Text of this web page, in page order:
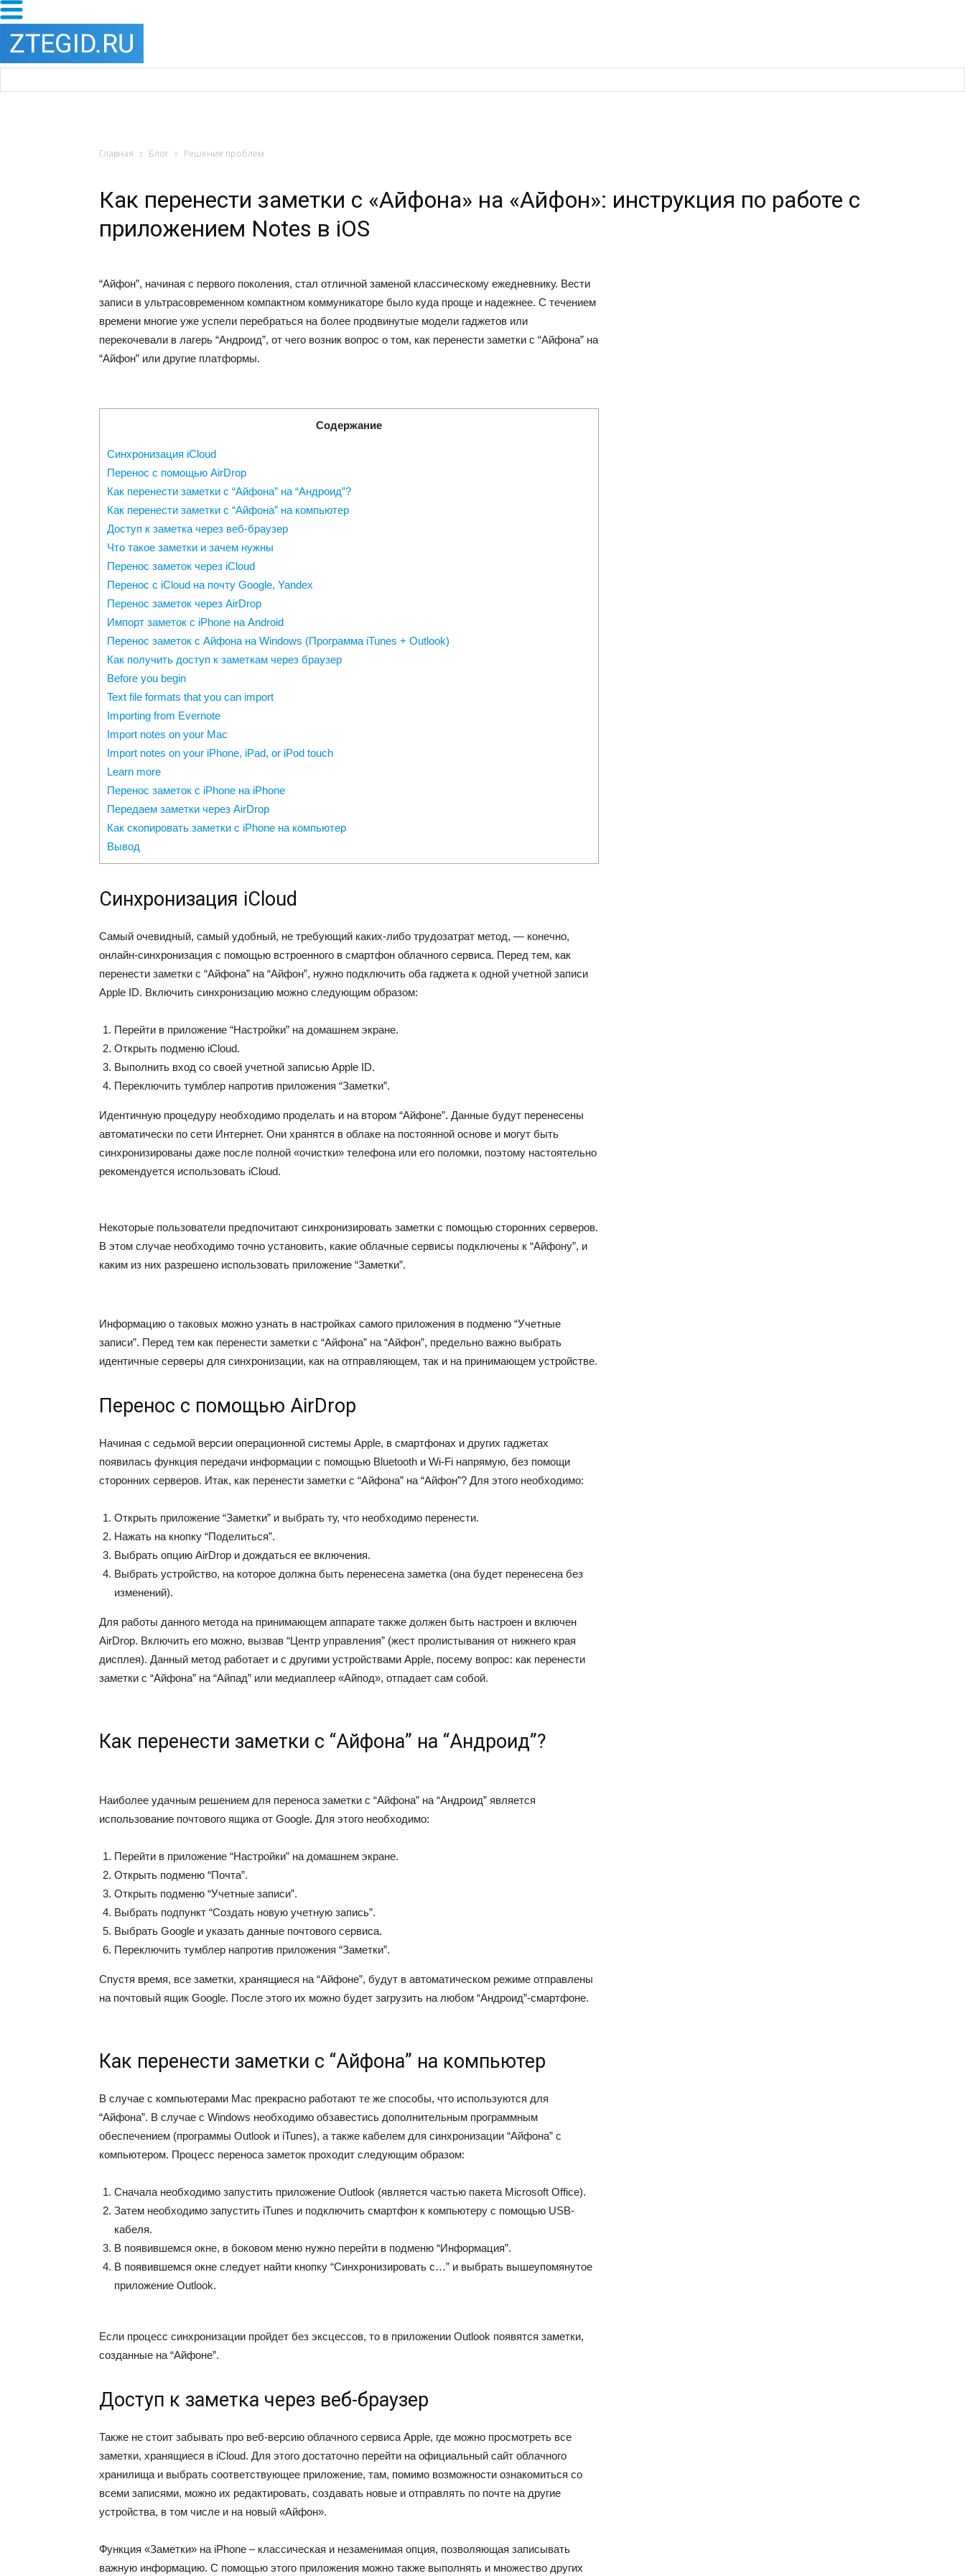
Главная Блог Решение проблем
Как перенести заметки с «Айфона» на «Айфон»: инструкция по работе с
приложением Notes в iOS
“Айфон”, начиная с первого поколения, стал отличной заменой классическому ежедневнику. Вести
записи в ультрасовременном компактном коммуникаторе было куда проще и надежнее. С течением
времени многие уже успели перебраться на более продвинутые модели гаджетов или
перекочевали в лагерь “Андроид”, от чего возник вопрос о том, как перенести заметки с “Айфона” на
“Айфон” или другие платформы.
Содержание
Синхронизация iCloud
Перенос с помощью AirDrop
Как перенести заметки с “Айфона” на “Андроид”?
Как перенести заметки с “Айфона” на компьютер
Доступ к заметка через веб-браузер
Что такое заметки и зачем нужны
Перенос заметок через iCloud
Перенос с iCloud на почту Google, Yandex
Перенос заметок через AirDrop
Импорт заметок с iPhone на Android
Перенос заметок с Айфона на Windows (Программа iTunes + Outlook)
Как получить доступ к заметкам через браузер
Before you begin
Text file formats that you can import
Importing from Evernote
Import notes on your Mac
Import notes on your iPhone, iPad, or iPod touch
Learn more
Перенос заметок с iPhone на iPhone
Передаем заметки через AirDrop
Как скопировать заметки с iPhone на компьютер
Вывод
Синхронизация iCloud
Самый очевидный, самый удобный, не требующий каких-либо трудозатрат метод, — конечно,
онлайн-синхронизация с помощью встроенного в смартфон облачного сервиса. Перед тем, как
перенести заметки с “Айфона” на “Айфон”, нужно подключить оба гаджета к одной учетной записи
Apple ID. Включить синхронизацию можно следующим образом:
Перейти в приложение “Настройки” на домашнем экране.
Открыть подменю iCloud.
Выполнить вход со своей учетной записью Apple ID.
Переключить тумблер напротив приложения “Заметки”.
Идентичную процедуру необходимо проделать и на втором “Айфоне”. Данные будут перенесены
автоматически по сети Интернет. Они хранятся в облаке на постоянной основе и могут быть
синхронизированы даже после полной «очистки» телефона или его поломки, поэтому настоятельно
рекомендуется использовать iCloud.
Некоторые пользователи предпочитают синхронизировать заметки с помощью сторонних серверов.
В этом случае необходимо точно установить, какие облачные сервисы подключены к “Айфону”, и
каким из них разрешено использовать приложение “Заметки”.
Информацию о таковых можно узнать в настройках самого приложения в подменю “Учетные
записи”. Перед тем как перенести заметки с “Айфона” на “Айфон”, предельно важно выбрать
идентичные серверы для синхронизации, как на отправляющем, так и на принимающем устройстве.
Перенос с помощью AirDrop
Начиная с седьмой версии операционной системы Apple, в смартфонах и других гаджетах
появилась функция передачи информации с помощью Bluetooth и Wi-Fi напрямую, без помощи
сторонних серверов. Итак, как перенести заметки с “Айфона” на “Айфон”? Для этого необходимо:
Открыть приложение “Заметки” и выбрать ту, что необходимо перенести.
Нажать на кнопку “Поделиться”.
Выбрать опцию AirDrop и дождаться ее включения.
Выбрать устройство, на которое должна быть перенесена заметка (она будет перенесена без
изменений).
Для работы данного метода на принимающем аппарате также должен быть настроен и включен
AirDrop. Включить его можно, вызвав “Центр управления” (жест пролистывания от нижнего края
дисплея). Данный метод работает и с другими устройствами Apple, посему вопрос: как перенести
заметки с “Айфона” на “Айпад” или медиаплеер «Айпод», отпадает сам собой.
Как перенести заметки с “Айфона” на “Андроид”?
Наиболее удачным решением для переноса заметки с “Айфона” на “Андроид” является
использование почтового ящика от Google. Для этого необходимо:
Перейти в приложение “Настройки” на домашнем экране.
Открыть подменю “Почта”.
Открыть подменю “Учетные записи”.
Выбрать подпункт “Создать новую учетную запись”.
Выбрать Google и указать данные почтового сервиса.
Переключить тумблер напротив приложения “Заметки”.
Спустя время, все заметки, хранящиеся на “Айфоне”, будут в автоматическом режиме отправлены
на почтовый ящик Google. После этого их можно будет загрузить на любом “Андроид”-смартфоне.
Как перенести заметки с “Айфона” на компьютер
В случае с компьютерами Mac прекрасно работают те же способы, что используются для
“Айфона”. В случае с Windows необходимо обзавестись дополнительным программным
обеспечением (программы Outlook и iTunes), а также кабелем для синхронизации “Айфона” с
компьютером. Процесс переноса заметок проходит следующим образом:
Сначала необходимо запустить приложение Outlook (является частью пакета Microsoft Office).
Затем необходимо запустить iTunes и подключить смартфон к компьютеру с помощью USB-
кабеля.
В появившемся окне, в боковом меню нужно перейти в подменю “Информация”.
В появившемся окне следует найти кнопку “Синхронизировать с…” и выбрать вышеупомянутое
приложение Outlook.
Если процесс синхронизации пройдет без эксцессов, то в приложении Outlook появятся заметки,
созданные на “Айфоне”.
Доступ к заметка через веб-браузер
Также не стоит забывать про веб-версию облачного сервиса Apple, где можно просмотреть все
заметки, хранящиеся в iCloud. Для этого достаточно перейти на официальный сайт облачного
хранилища и выбрать соответствующее приложение, там, помимо возможности ознакомиться со
всеми записями, можно их редактировать, создавать новые и отправлять по почте на другие
устройства, в том числе и на новый «Айфон».
Функция «Заметки» на iPhone – классическая и незаменимая опция, позволяющая записывать
важную информацию. С помощью этого приложения можно также выполнять и множество других